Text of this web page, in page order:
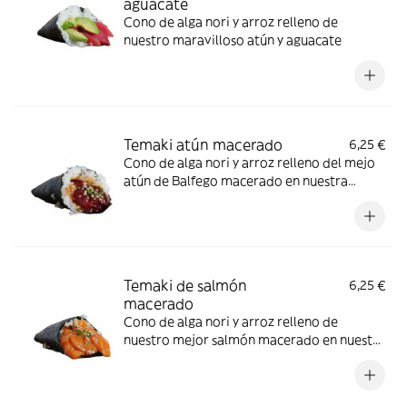
aguacate
Cono de alga nori y arroz relleno de
nuestro maravilloso atún y aguacate
Temaki atún macerado
6,25 €
Cono de alga nori y arroz relleno del mejo
atún de Balfego macerado en nuestra
Temaki de salmón
macerado
6,25 €
Cono de alga nori y arroz relleno de
nuestro mejor salmón macerado en nuestra